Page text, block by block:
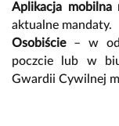
Aplikacja mobilna
aktualne mandaty.
Osobiście– w
poczcie lub w
Gwardii Cywilnej